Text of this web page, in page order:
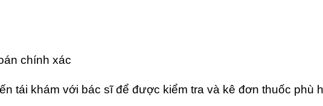
chính xác
tái khám với bác sĩ để được kiểm tra và kê đơn thuốc phù